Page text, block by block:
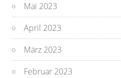
Mai 2023
April 2023
März 2023
Februar 2023